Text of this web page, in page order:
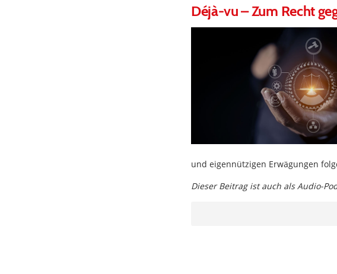
Déjà-vu – Zum Recht
und eigennützigen Erwägungen
Dieser Beitrag ist auch als Audio-